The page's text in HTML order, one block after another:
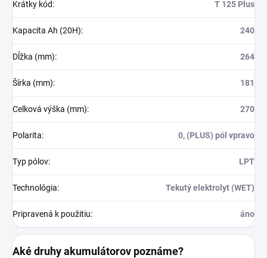
Krátky kód: T 125 Plus
Kapacita Ah (20H): 240
Dĺžka (mm): 264
Šírka (mm): 181
Celková výška (mm): 270
Polarita: 0, (PLUS) pól vpravo
Typ pólov: LPT
Technológia: Tekutý elektrolyt (WET)
Pripravená k použitiu: áno
Aké druhy akumulátorov poznáme?